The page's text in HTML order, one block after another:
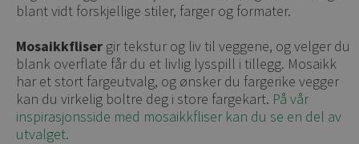
blant vidt forskjellige stiler, farger og formater.
Mosaikkfliser gir tekstur og liv til veggene, og velger du
blank overflate får du et livlig lysspill i tillegg. Mosaikk
har et stort fargeutvalg, og ønsker du fargerike vegger
kan du virkelig boltre deg i store fargekart. På vår
inspirasjonsside med mosaikkfliser kan du se en del av
utvalget.